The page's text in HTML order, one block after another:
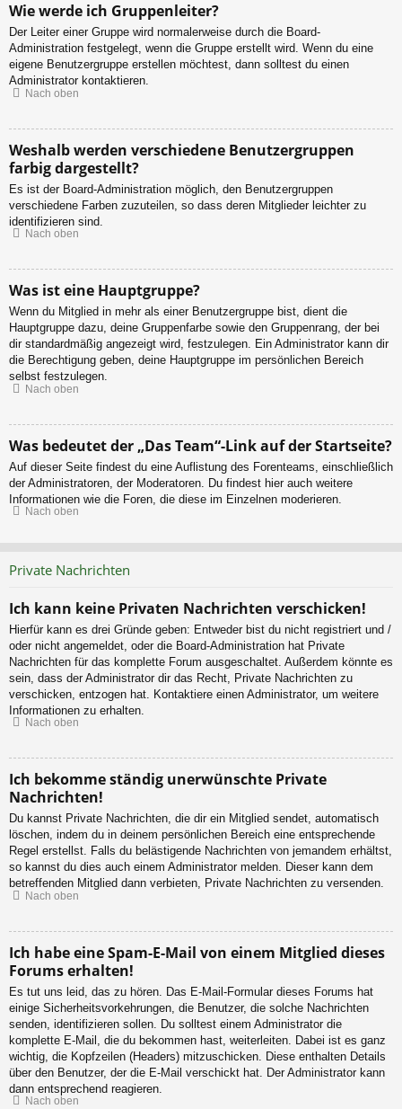
Wie werde ich Gruppenleiter?
Der Leiter einer Gruppe wird normalerweise durch die Board-
Administration festgelegt, wenn die Gruppe erstellt wird. Wenn du eine
eigene Benutzergruppe erstellen möchtest, dann solltest du einen
Administrator kontaktieren.
Nach oben
Weshalb werden verschiedene Benutzergruppen
farbig dargestellt?
Es ist der Board-Administration möglich, den Benutzergruppen
verschiedene Farben zuzuteilen, so dass deren Mitglieder leichter zu
identifizieren sind.
Nach oben
Was ist eine Hauptgruppe?
Wenn du Mitglied in mehr als einer Benutzergruppe bist, dient die
Hauptgruppe dazu, deine Gruppenfarbe sowie den Gruppenrang, der bei
dir standardmäßig angezeigt wird, festzulegen. Ein Administrator kann dir
die Berechtigung geben, deine Hauptgruppe im persönlichen Bereich
selbst festzulegen.
Nach oben
Was bedeutet der „Das Team“-Link auf der Startseite?
Auf dieser Seite findest du eine Auflistung des Forenteams, einschließlich
der Administratoren, der Moderatoren. Du findest hier auch weitere
Informationen wie die Foren, die diese im Einzelnen moderieren.
Nach oben
Private Nachrichten
Ich kann keine Privaten Nachrichten verschicken!
Hierfür kann es drei Gründe geben: Entweder bist du nicht registriert und /
oder nicht angemeldet, oder die Board-Administration hat Private
Nachrichten für das komplette Forum ausgeschaltet. Außerdem könnte es
sein, dass der Administrator dir das Recht, Private Nachrichten zu
verschicken, entzogen hat. Kontaktiere einen Administrator, um weitere
Informationen zu erhalten.
Nach oben
Ich bekomme ständig unerwünschte Private
Nachrichten!
Du kannst Private Nachrichten, die dir ein Mitglied sendet, automatisch
löschen, indem du in deinem persönlichen Bereich eine entsprechende
Regel erstellst. Falls du belästigende Nachrichten von jemandem erhältst,
so kannst du dies auch einem Administrator melden. Dieser kann dem
betreffenden Mitglied dann verbieten, Private Nachrichten zu versenden.
Nach oben
Ich habe eine Spam-E-Mail von einem Mitglied dieses
Forums erhalten!
Es tut uns leid, das zu hören. Das E-Mail-Formular dieses Forums hat
einige Sicherheitsvorkehrungen, die Benutzer, die solche Nachrichten
senden, identifizieren sollen. Du solltest einem Administrator die
komplette E-Mail, die du bekommen hast, weiterleiten. Dabei ist es ganz
wichtig, die Kopfzeilen (Headers) mitzuschicken. Diese enthalten Details
über den Benutzer, der die E-Mail verschickt hat. Der Administrator kann
dann entsprechend reagieren.
Nach oben